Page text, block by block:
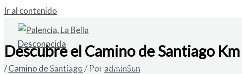
Ir al contenido
VENDO SOLAR URBANO EN CARDAÑO DE ABAJO
Descubre el Camino de Santiago
/Camino de Santiago/ PoradminSun